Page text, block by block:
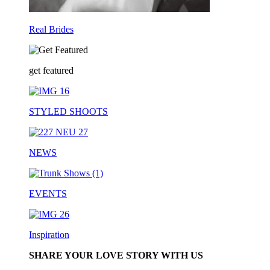
Real Brides
get featured
STYLED SHOOTS
NEWS
EVENTS
Inspiration
SHARE YOUR LOVE STORY WITH US